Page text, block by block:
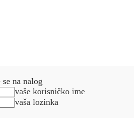
na nalog
vaše korisničko ime
vaša lozinka